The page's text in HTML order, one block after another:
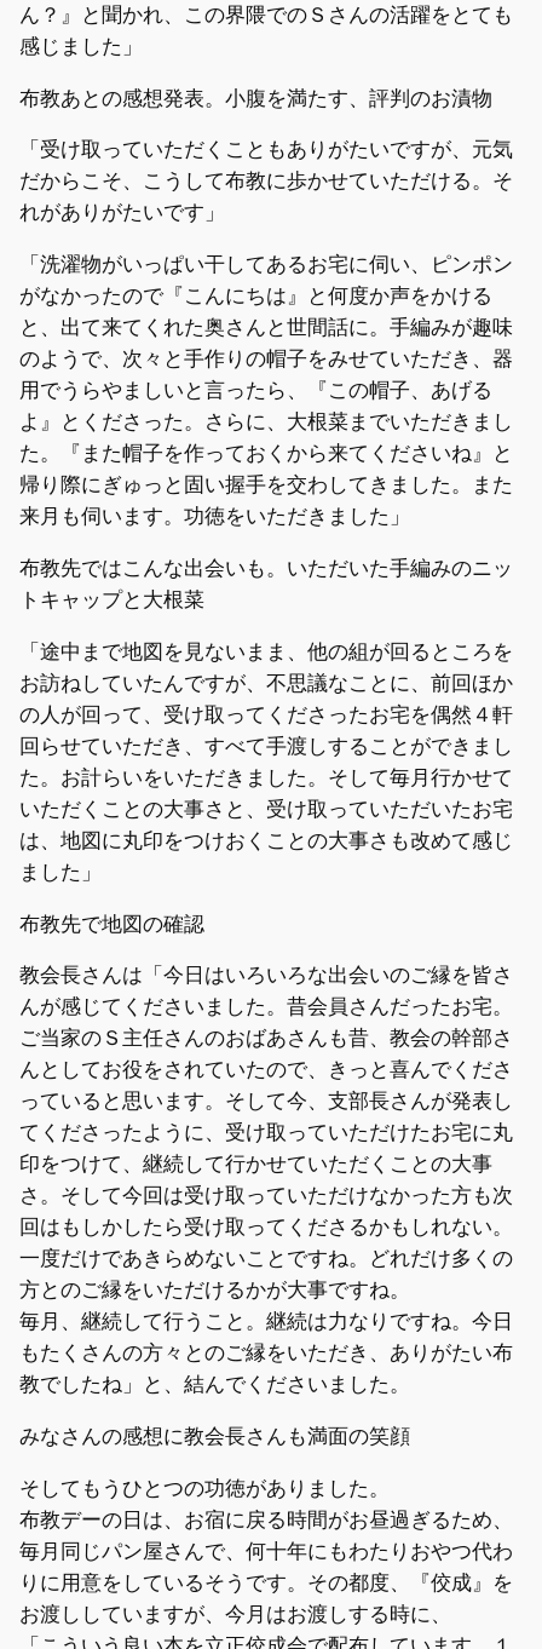
ん？』と聞かれ、この界隈でのＳさんの活躍をとても
感じました」
布教あとの感想発表。小腹を満たす、評判のお漬物
「受け取っていただくこともありがたいですが、元気
だからこそ、こうして布教に歩かせていただける。そ
れがありがたいです」
「洗濯物がいっぱい干してあるお宅に伺い、ピンポン
がなかったので『こんにちは』と何度か声をかける
と、出て来てくれた奥さんと世間話に。手編みが趣味
のようで、次々と手作りの帽子をみせていただき、器
用でうらやましいと言ったら、『この帽子、あげる
よ』とくださった。さらに、大根菜までいただきまし
た。『また帽子を作っておくから来てくださいね』と
帰り際にぎゅっと固い握手を交わしてきました。また
来月も伺います。功徳をいただきました」
布教先ではこんな出会いも。いただいた手編みのニッ
トキャップと大根菜
「途中まで地図を見ないまま、他の組が回るところを
お訪ねしていたんですが、不思議なことに、前回ほか
の人が回って、受け取ってくださったお宅を偶然４軒
回らせていただき、すべて手渡しすることができまし
た。お計らいをいただきました。そして毎月行かせて
いただくことの大事さと、受け取っていただいたお宅
は、地図に丸印をつけおくことの大事さも改めて感じ
ました」
布教先で地図の確認
教会長さんは「今日はいろいろな出会いのご縁を皆さ
んが感じてくださいました。昔会員さんだったお宅。
ご当家のＳ主任さんのおばあさんも昔、教会の幹部さ
んとしてお役をされていたので、きっと喜んでくださ
っていると思います。そして今、支部長さんが発表し
てくださったように、受け取っていただけたお宅に丸
印をつけて、継続して行かせていただくことの大事
さ。そして今回は受け取っていただけなかった方も次
回はもしかしたら受け取ってくださるかもしれない。
一度だけであきらめないことですね。どれだけ多くの
方とのご縁をいただけるかが大事ですね。
毎月、継続して行うこと。継続は力なりですね。今日
もたくさんの方々とのご縁をいただき、ありがたい布
教でしたね」と、結んでくださいました。
みなさんの感想に教会長さんも満面の笑顔
そしてもうひとつの功徳がありました。
布教デーの日は、お宿に戻る時間がお昼過ぎるため、
毎月同じパン屋さんで、何十年にもわたりおやつ代わ
りに用意をしているそうです。その都度、『佼成』を
お渡ししていますが、今月はお渡しする時に、